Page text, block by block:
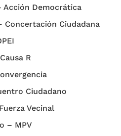
Acción Democrática
Concertación Ciudadana
R
Ciudadano
Vecinal
– MPV